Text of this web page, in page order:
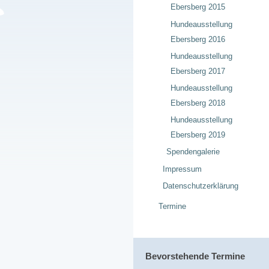
Ebersberg 2015
Hundeausstellung
Ebersberg 2016
Hundeausstellung
Ebersberg 2017
Hundeausstellung
Ebersberg 2018
Hundeausstellung
Ebersberg 2019
Spendengalerie
Impressum
Datenschutzerklärung
Termine
Bevorstehende Termine